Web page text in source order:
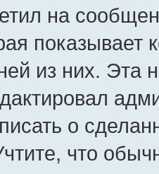
на
показывает
из них. Эта
о
что